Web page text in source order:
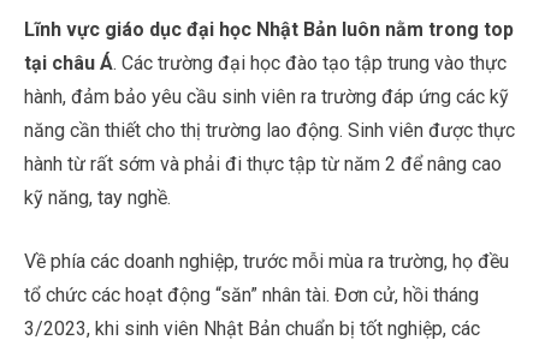
Lĩnh vực giáo dục đại học Nhật Bản luôn nằm trong top
tại châu Á. Các trường đại học đào tạo tập trung vào thực
hành, đảm bảo yêu cầu sinh viên ra trường đáp ứng các kỹ
năng cần thiết cho thị trường lao động. Sinh viên được thực
hành từ rất sớm và phải đi thực tập từ năm 2 để nâng cao
kỹ năng, tay nghề.
Về phía các doanh nghiệp, trước mỗi mùa ra trường, họ đều
tổ chức các hoạt động “săn” nhân tài. Đơn cử, hồi tháng
3/2023, khi sinh viên Nhật Bản chuẩn bị tốt nghiệp, các